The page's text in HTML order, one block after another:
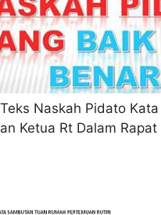
Naskah Pidato
Ketua Rt Dalam